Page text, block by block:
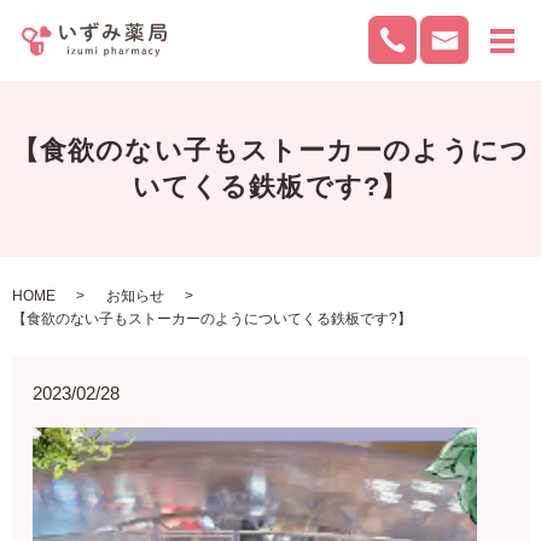
メ
【食欲のない子もストーカーのようにつ
いてくる鉄板です?】
HOME
お知らせ
【食欲のない子もストーカーのようについてくる鉄板です?】
2023/02/28
動
画
プ